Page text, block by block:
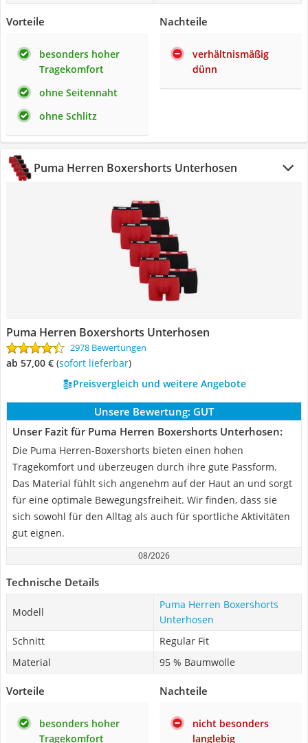
Vorteile
besonders hoher
Tragekomfort
ohne Seitennaht
ohne Schlitz
Nachteile
verhältnismäßig
dünn
Puma Herren Boxershorts Unterhosen
Puma Herren Boxershorts Unterhosen
2978 Bewertungen
ab 57,00 € ( Sofort lieferbar)
Preisvergleich und weitere Angebote
Unsere Bewertung: GUT
Unser Fazit für Puma Herren Boxershorts Unterhosen:
Die Puma Herren-Boxershorts bieten einen hohen
Tragekomfort und überzeugen durch ihre gute Passform.
Das Material fühlt sich angenehm auf der Haut an und sorgt
für eine optimale Bewegungsfreiheit. Wir finden, dass sie
sich sowohl für den Alltag als auch für sportliche Aktivitäten
gut eignen.
08/2026
Technische Details
Modell
Puma Herren Boxershorts
Unterhosen
Schnitt
Regular Fit
Material
95 % Baumwolle
Vorteile
besonders hoher
Tragekomfort
Nachteile
nicht besonders
langlebig